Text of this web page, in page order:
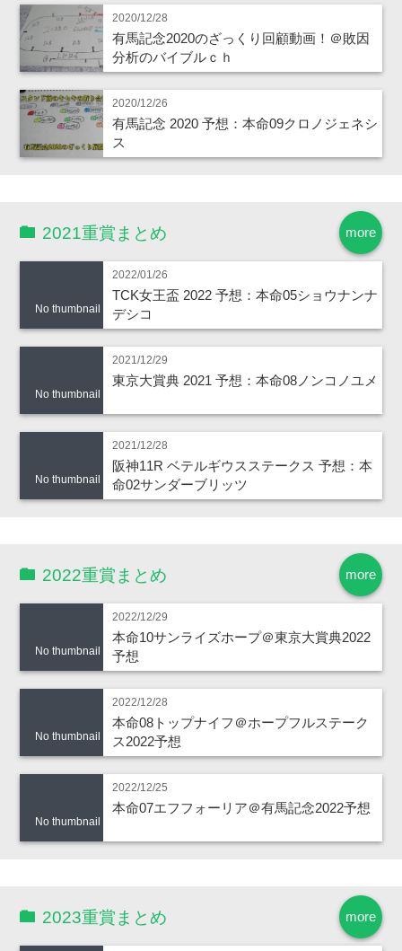
2020/12/28
有馬記念2020のざっくり回顧動画！＠敗因
分析のバイブルｃｈ
2020/12/26
有馬記念 2020 予想：本命09クロノジェネシ
ス
more
2021重賞まとめ
No thumbnail
2022/01/26
TCK女王盃 2022 予想：本命05ショウナンナ
デシコ
No thumbnail
2021/12/29
東京大賞典 2021 予想：本命08ノンコノユメ
No thumbnail
2021/12/28
阪神11R ベテルギウスステークス 予想：本
命02サンダーブリッツ
more
2022重賞まとめ
No thumbnail
2022/12/29
本命10サンライズホープ＠東京大賞典2022
予想
No thumbnail
2022/12/28
本命08トップナイフ＠ホープフルステーク
ス2022予想
No thumbnail
2022/12/25
本命07エフフォーリア＠有馬記念2022予想
more
2023重賞まとめ